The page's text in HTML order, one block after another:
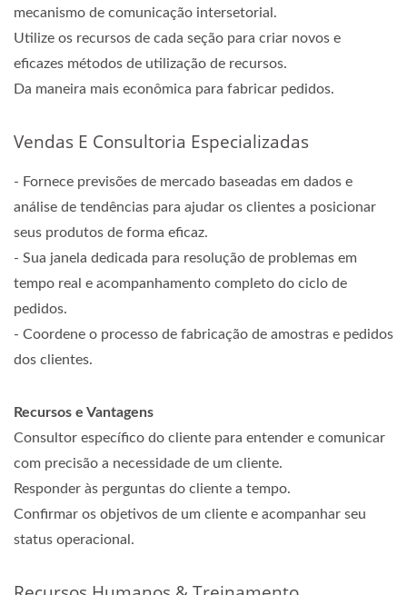
mecanismo de comunicação intersetorial.
Utilize os recursos de cada seção para criar novos e
eficazes métodos de utilização de recursos.
Da maneira mais econômica para fabricar pedidos.
Vendas E Consultoria Especializadas
- Fornece previsões de mercado baseadas em dados e
análise de tendências para ajudar os clientes a posicionar
seus produtos de forma eficaz.
- Sua janela dedicada para resolução de problemas em
tempo real e acompanhamento completo do ciclo de
pedidos.
- Coordene o processo de fabricação de amostras e pedidos
dos clientes.
Recursos e Vantagens
Consultor específico do cliente para entender e comunicar
com precisão a necessidade de um cliente.
Responder às perguntas do cliente a tempo.
Confirmar os objetivos de um cliente e acompanhar seu
status operacional.